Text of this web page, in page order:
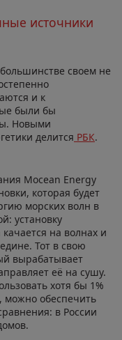
источники
своем не
и к
были бы
Новыми
делится РБК.
Mocean Energy
которая будет
морских волн в
установку
на волнах и
Тот в свою
вырабатывает
её на сушу.
хотя бы 1%
можно обеспечить
в России